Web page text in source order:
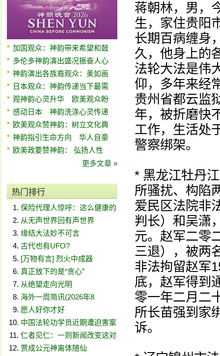
加国观众：神韵带来希望和鼓
多伦多神韵演出盛况振奋人心
神韵演出各族裔观众：美如画
日本观众：神韵传递当下最需
观神韵心灵升华 欧美观众盼
感动日本 神韵洗涤心灵传递
欧美观众赞神韵：树立文化典
神韵指引生命方向 华人自豪
欧美政要赞神韵： 弘扬人性
更多文章 »
热门排行
保险代理人惊呼：这么健康的
从无声世界回有声世界
缘结大法妙不可言
古代也有UFO?
[万物有言] 烈火中成器
真正放下的是“贪心”
从绝望走向光明
海外一周简讯(2026年8
愿人好你才好
中国法轮功学员近期遭迫害案
仁者见仁：一则新闻改变这对
贾成公元神离体随仙
蒋朝林，男，
生，家住贵阳
长期百病缠身
久，他身上的
法轮大法是伟
仰，多年来经
贵州省都云监
年，被折磨快
工作，生活处
警察绑架。
* 黑龙江牡丹
所骚扰、构陷
爱民区法院非
判长）和吴潇
元。赵军二零
三退），被两
非法拘留赵军
底，赵军得到
零一年二月二
所长苗强到家
诉。